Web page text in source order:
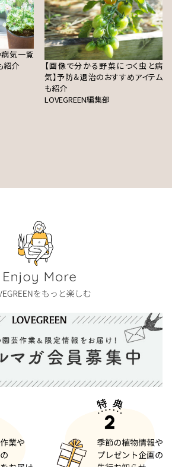
気一覧
紹介
【画像で分かる野菜につく虫と病
気】予防＆退治のおすすめアイテム
も紹介
LOVEGREEN編集部